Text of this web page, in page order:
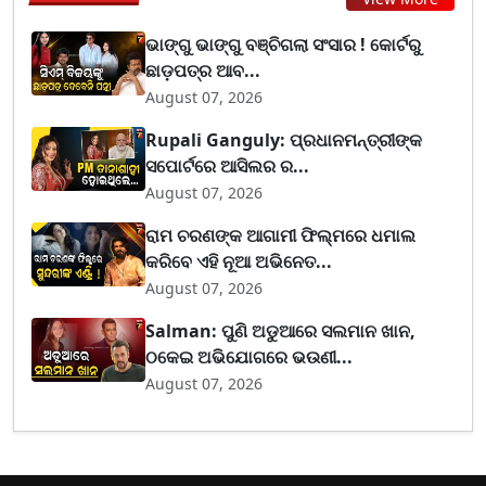
ଭାଙ୍ଗୁ ଭାଙ୍ଗୁ ବଞ୍ଚିଗଲା ସଂସାର ! କୋର୍ଟରୁ
ଛାଡ଼ପତ୍ର ଆବ...
August 07, 2026
Rupali Ganguly: ପ୍ରଧାନମନ୍ତ୍ରୀଙ୍କ
ସପୋର୍ଟରେ ଆସିଲର ର...
August 07, 2026
ରାମ ଚରଣଙ୍କ ଆଗାମୀ ଫିଲ୍ମରେ ଧମାଲ
କରିବେ ଏହି ନୂଆ ଅଭିନେତ...
August 07, 2026
Salman: ପୁଣି ଅଡୁଆରେ ସଲମାନ ଖାନ,
ଠକେଇ ଅଭିଯୋଗରେ ଭଉଣୀ...
August 07, 2026